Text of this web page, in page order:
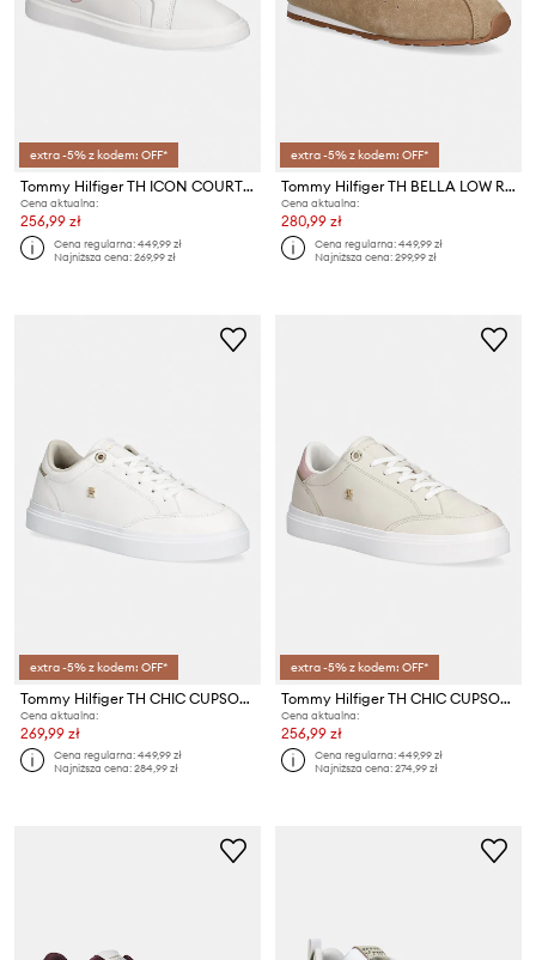
extra -5% z kodem: OFF*
Tommy Hilfiger TH ICON COURT SCRIPT sneakersy damskie skórzane
Cena aktualna:
256,99 zł
Cena regularna:449,99 zł
Najniższa cena:269,99 zł
extra -5% z kodem: OFF*
Tommy Hilfiger TH BELLA LOW RUNNER SUEDE sneakersy damskie zamszowe
Cena aktualna:
280,99 zł
Cena regularna:449,99 zł
Najniższa cena:299,99 zł
extra -5% z kodem: OFF*
Tommy Hilfiger TH CHIC CUPSOLE sneakersy damskie
Cena aktualna:
269,99 zł
Cena regularna:449,99 zł
Najniższa cena:284,99 zł
extra -5% z kodem: OFF*
Tommy Hilfiger TH CHIC CUPSOLE sneakersy damskie
Cena aktualna:
256,99 zł
Cena regularna:449,99 zł
Najniższa cena:274,99 zł